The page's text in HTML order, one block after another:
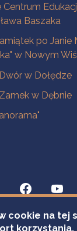
Centrum
Baszaka
po Janie
w Nowym
w Dołędze
w Dębnie
cookie na tej
korzystania.